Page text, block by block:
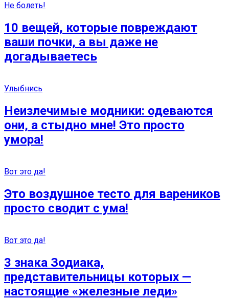
Не болеть!
10 вещей, которые повреждают
ваши почки, а вы даже не
догадываетесь
Улыбнись
Неизлечимые модники: одеваются
они, а стыдно мне! Это просто
умора!
Вот это да!
Это воздушное тесто для вареников
просто сводит с ума!
Вот это да!
3 знака Зодиака,
представительницы которых —
настоящие «железные леди»